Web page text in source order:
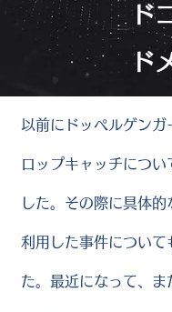
ド
ド
以前にドッペルゲンガ
ロップキャッチについ
した。その際に具体的
利用した事件について
た。最近になって、ま